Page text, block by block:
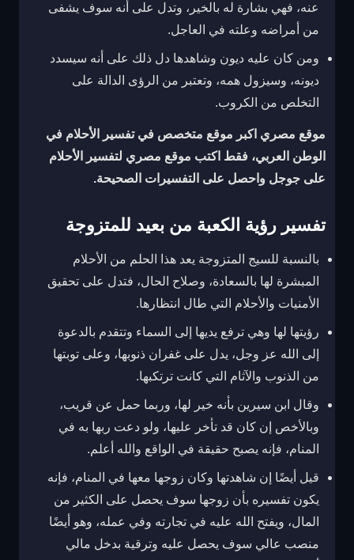
عنه، فهي بشارة له بالخير، وتدل على أنه سوف يشفى
من أمراضه وعلته في العاجل.
ومن كان عليه ديون وشاهدها دل ذلك على أنه سيسدد
ديونه، وسيزول همه، وتعتبر من الرؤى الدالة على
التخلص من الكروب.
موقع مصري اكبر موقع متخصص في تفسير الأحلام في
الوطن العربي، فقط اكتب موقع مصري لتفسير الأحلام
على جوجل واحصل على التفسيرات الصحيحة.
تفسير رؤية الكعبة من بعيد للمتزوجة
بالنسبة للسيج المتزوجة يعد هذا الحلم من الأحلام
المبشرة لها بالسعادة، وصلاح الحال، فتدل على تحقيق
الأمنيات والأحلام التي طال انتظارها.
رؤيتها لها وهي ترفع يديها إلى السماء وتتقدم بالدعوة
إلى الله عز وجل، يدل على غفران ذنوبها، وعلى توبتها
من الذنوب والآثام التي كانت ترتكبها.
وقال ابن سيرين بأنه خير لها، وربما حمل عن قريب،
وبالأخص إن كان قد تأخر عليها، ولو دعت ربها به في
المنام، فإنه يصبح حقيقة في الواقع والله أعلم.
قيل أيضًا إن شاهدتها وكان زوجها معها في المنام، فإنه
يكون تفسيره بأن زوجها سوف يحصل على الكثير من
المال، ويفتح الله عليه في تجارته وفي عمله، وهو أيضًا
منصب عالي سوف يحصل عليه وترقية بدخل مالي